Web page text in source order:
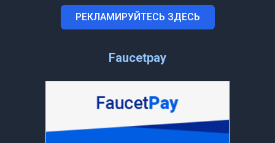
РЕКЛАМИРУЙТЕСЬ ЗДЕСЬ
Faucetpay